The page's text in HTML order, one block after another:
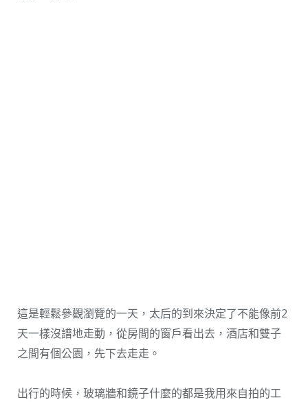
這是輕鬆參觀瀏覽的一天，太后的到來決定了不能像前2
天一樣沒譜地走動，從房間的窗戶看出去，酒店和雙子
之間有個公園，先下去走走。
出行的時候，玻璃牆和鏡子什麼的都是我用來自拍的工